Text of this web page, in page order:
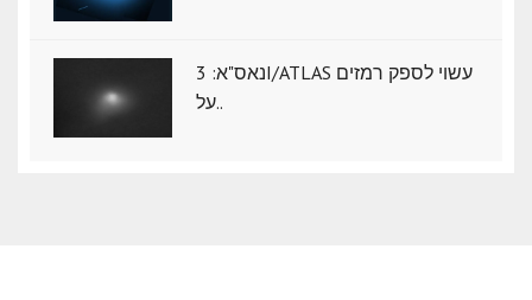
נאס"א: ‏3I/ATLAS עשוי לספק רמזים
על..